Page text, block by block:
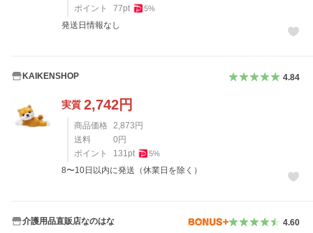
ポイント
77pt 5%
発送日情報なし
KAIKENSHOP 4.84
実質 2,742円
商品価格 2,873円
送料
0円
ポイント
131 pt 5%
8〜10日以内に発送（休業日を除く）
介護用品直販店なのはな 4.60